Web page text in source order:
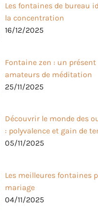
Les fontaines de bureau
la concentration
16/12/2025
Fontaine zen : un
amateurs de méditation
25/11/2025
Découvrir le monde des
: polyvalence et gain de
05/11/2025
Les meilleures fontaines
mariage
04/11/2025